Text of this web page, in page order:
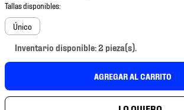
Único
Inventario disponible: 2 pieza(s).
AGREGAR AL CARRITO
5.
jersey
6.
mochila
7.
chivas
9.
tenis niño